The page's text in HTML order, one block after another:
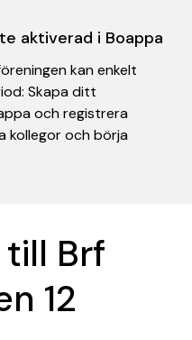
aktiverad i Boappa
kan enkelt
Skapa ditt
och registrera
kollegor och börja
Brf
12